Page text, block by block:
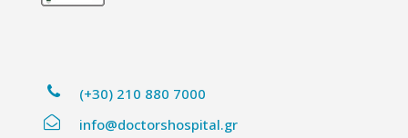
(+30) 210 880 7000
info@doctorshospital.gr